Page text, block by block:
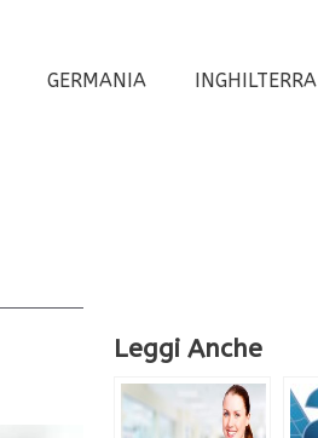
GERMANIA INGHILTERRA
Leggi Anche